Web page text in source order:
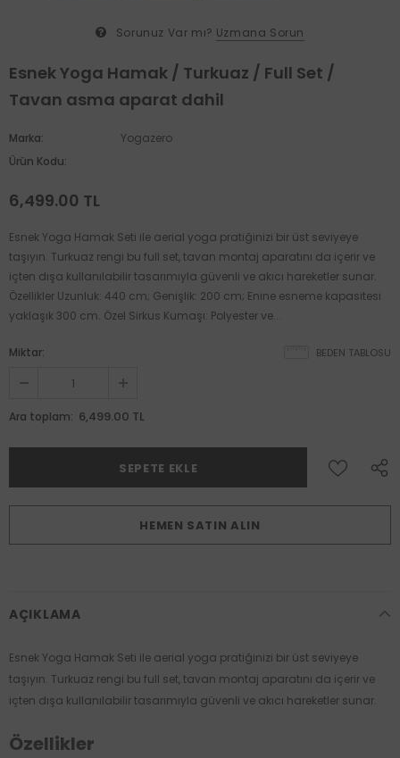
Sorunuz Var mı? Uzmana Sorun
Esnek Yoga Hamak / Turkuaz / Full Set /
Tavan asma aparat dahil
Marka:
Yogazero
Ürün Kodu:
6,499.00 TL
Esnek Yoga Hamak Seti ile aerial yoga pratiğinizi bir üst seviyeye
taşıyın. Turkuaz rengi bu full set, tavan montaj aparatını da içerir ve
içten dışa kullanılabilir tasarımıyla güvenli ve akıcı hareketler sunar.
Özellikler Uzunluk: 440 cm; Genişlik: 200 cm; Enine esneme kapasitesi
yaklaşık 300 cm. Özel Sirkus Kumaşı: Polyester ve...
BEDEN TABLOSU
Miktar:
Ara toplam: 6,499.00 TL
HEMEN SATIN ALIN
AÇIKLAMA
Esnek Yoga Hamak Seti ile aerial yoga pratiğinizi bir üst seviyeye
taşıyın. Turkuaz rengi bu full set, tavan montaj aparatını da içerir ve
içten dışa kullanılabilir tasarımıyla güvenli ve akıcı hareketler sunar.
Özellikler